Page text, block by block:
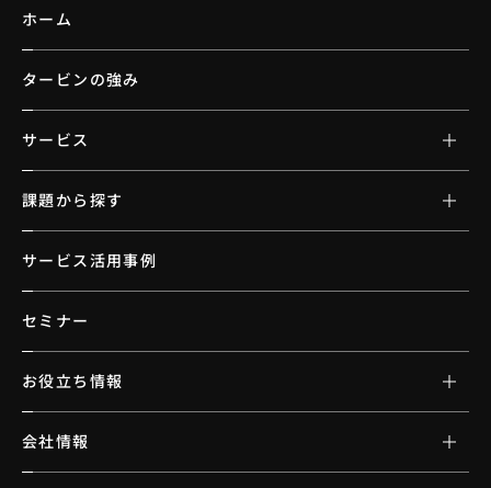
ホーム
タービンの強み
サービス
課題から探す
サービス活用事例
セミナー
お役立ち情報
会社情報